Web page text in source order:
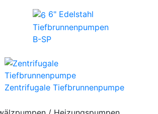
6" Edelstahl
Tiefbrunnenpumpen
B-SP
Zentrifugale Tiefbrunnenpumpe